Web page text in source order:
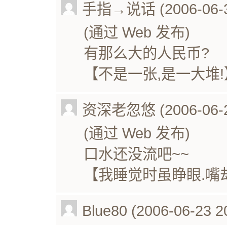
手指→说话 (2006-06-
(通过 Web 发布)
有那么大的人民币?
【不是一张,是一大堆
资深老忽悠 (2006-
(通过 Web 发布)
口水还没流吧~~
【我睡觉时虽睁眼.
Blue80 (2006-06-23